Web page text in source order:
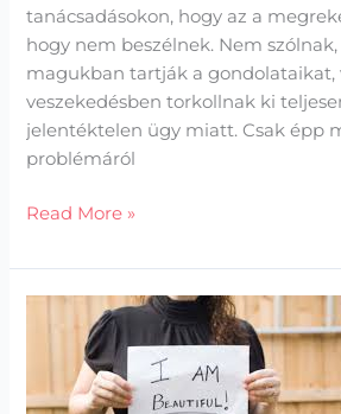
tanácsadásokon, hogy az a
hogy nem beszélnek. Nem
magukban tartják a gondolataikat,
veszekedésben torkollnak ki
jelentéktelen ügy miatt. Csak épp
problémáról
Read More »
Önszeretet
önismeret